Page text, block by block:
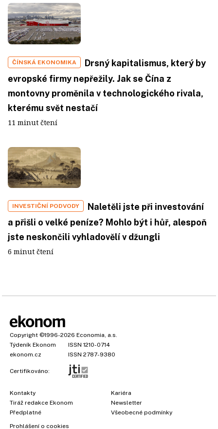
ČÍNSKÁ EKONOMIKA
Drsný kapitalismus, který by
evropské firmy nepřežily. Jak se Čína z
montovny proměnila v technologického rivala,
kterému svět nestačí
11 minut čtení
INVESTIČNÍ PODVODY
Naletěli jste při investování
a přišli o velké peníze? Mohlo být i hůř, alespoň
jste neskončili vyhladovělí v džungli
6 minut čtení
Copyright ©1996-2026 Economia, a.s.
Týdeník Ekonom
ISSN 1210-0714
ekonom.cz
ISSN 2787-9380
Certifikováno:
Kontakty
Tiráž redakce Ekonom
Předplatné
Kariéra
Newsletter
Všeobecné podmínky
Prohlášení o cookies